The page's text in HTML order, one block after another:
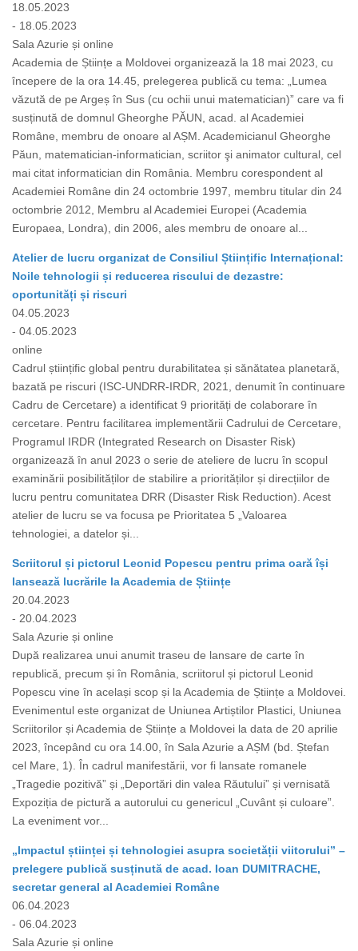
18.05.2023
- 18.05.2023
Sala Azurie și online
Academia de Științe a Moldovei organizează la 18 mai 2023, cu
începere de la ora 14.45, prelegerea publică cu tema: „Lumea
văzută de pe Argeș în Sus (cu ochii unui matematician)” care va fi
susținută de domnul Gheorghe PĂUN, acad. al Academiei
Române, membru de onoare al AȘM. Academicianul Gheorghe
Păun, matematician-informatician, scriitor şi animator cultural, cel
mai citat informatician din România. Membru corespondent al
Academiei Române din 24 octombrie 1997, membru titular din 24
octombrie 2012, Membru al Academiei Europei (Academia
Europaea, Londra), din 2006, ales membru de onoare al...
Atelier de lucru organizat de Consiliul Științific Internațional:
Noile tehnologii și reducerea riscului de dezastre:
oportunități și riscuri
04.05.2023
- 04.05.2023
online
Cadrul științific global pentru durabilitatea și sănătatea planetară,
bazată pe riscuri (ISC-UNDRR-IRDR, 2021, denumit în continuare
Cadru de Cercetare) a identificat 9 priorități de colaborare în
cercetare. Pentru facilitarea implementării Cadrului de Cercetare,
Programul IRDR (Integrated Research on Disaster Risk)
organizează în anul 2023 o serie de ateliere de lucru în scopul
examinării posibilităților de stabilire a priorităților și direcțiilor de
lucru pentru comunitatea DRR (Disaster Risk Reduction). Acest
atelier de lucru se va focusa pe Prioritatea 5 „Valoarea
tehnologiei, a datelor și...
Scriitorul și pictorul Leonid Popescu pentru prima oară își
lansează lucrările la Academia de Științe
20.04.2023
- 20.04.2023
Sala Azurie și online
După realizarea unui anumit traseu de lansare de carte în
republică, precum și în România, scriitorul și pictorul Leonid
Popescu vine în același scop și la Academia de Științe a Moldovei.
Evenimentul este organizat de Uniunea Artiștilor Plastici, Uniunea
Scriitorilor și Academia de Științe a Moldovei la data de 20 aprilie
2023, începând cu ora 14.00, în Sala Azurie a AȘM (bd. Ștefan
cel Mare, 1). În cadrul manifestării, vor fi lansate romanele
„Tragedie pozitivă” și „Deportări din valea Răutului” și vernisată
Expoziția de pictură a autorului cu genericul „Cuvânt și culoare”.
La eveniment vor...
„Impactul științei și tehnologiei asupra societății viitorului” –
prelegere publică susținută de acad. Ioan DUMITRACHE,
secretar general al Academiei Române
06.04.2023
- 06.04.2023
Sala Azurie și online